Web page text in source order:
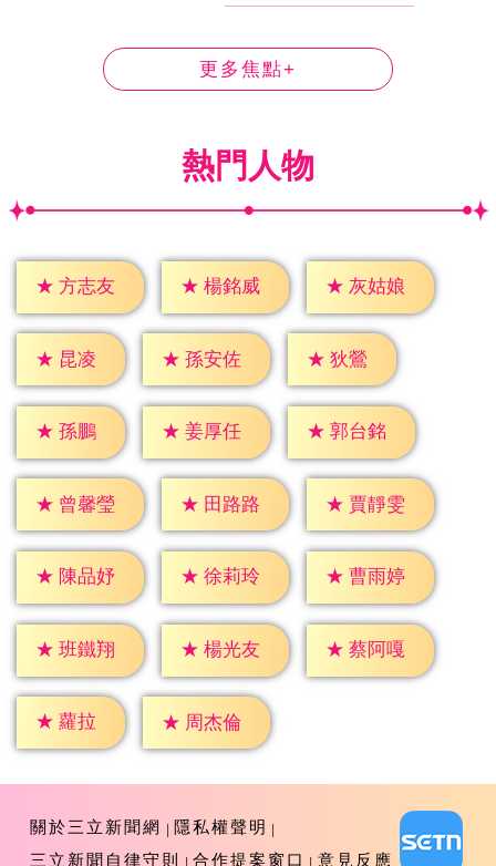
更多焦點+
熱門人物
★ 方志友 ★ 楊銘威 ★ 灰姑娘
★ 昆凌 ★ 孫安佐 ★ 狄鶯
★ 孫鵬 ★ 姜厚任 ★ 郭台銘
★ 曾馨瑩 ★ 田路路 ★ 賈靜雯
★ 陳品妤 ★ 徐莉玲 ★ 曹雨婷
★ 班鐵翔 ★ 楊光友 ★ 蔡阿嘎
★ 蘿拉 ★ 周杰倫
關於三立新聞網
隱私權聲明
三立新聞自律守則
合作提案窗口 意見反應